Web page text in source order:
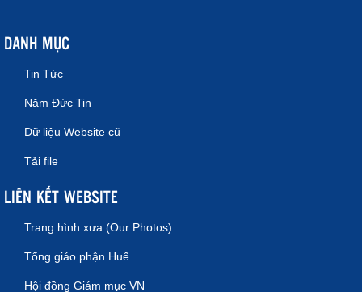
DANH MỤC
Tin Tức
Năm Đức Tin
Dữ liệu Website cũ
Tải file
LIÊN KẾT WEBSITE
Trang hình xưa (Our Photos)
Tổng giáo phận Huế
Hội đồng Giám mục VN